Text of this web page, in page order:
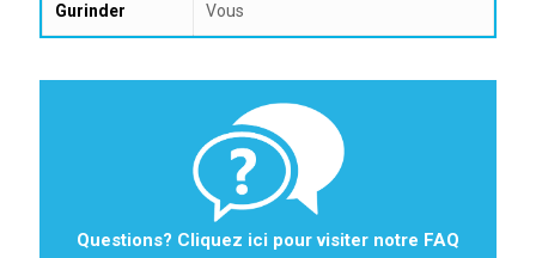
Gurinder
Vous
Questions? Cliquez ici pour visiter notre FAQ